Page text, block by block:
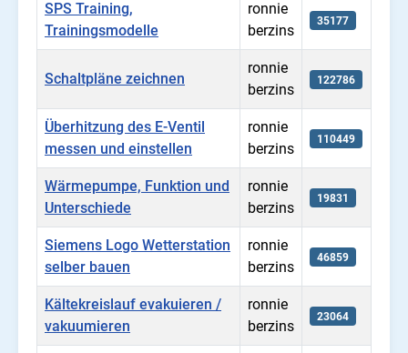
SPS Training,
Trainingsmodelle
ronnie
berzins
35177
Schaltpläne zeichnen
ronnie
berzins
122786
Überhitzung des E-Ventil
messen und einstellen
ronnie
berzins
110449
Wärmepumpe, Funktion und
Unterschiede
ronnie
berzins
19831
Siemens Logo Wetterstation
selber bauen
ronnie
berzins
46859
Kältekreislauf evakuieren /
vakuumieren
ronnie
berzins
23064